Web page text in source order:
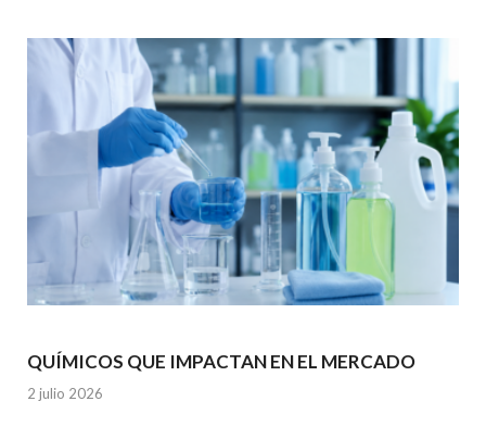
k
p
QUÍMICOS QUE IMPACTAN EN EL MERCADO
2 julio 2026